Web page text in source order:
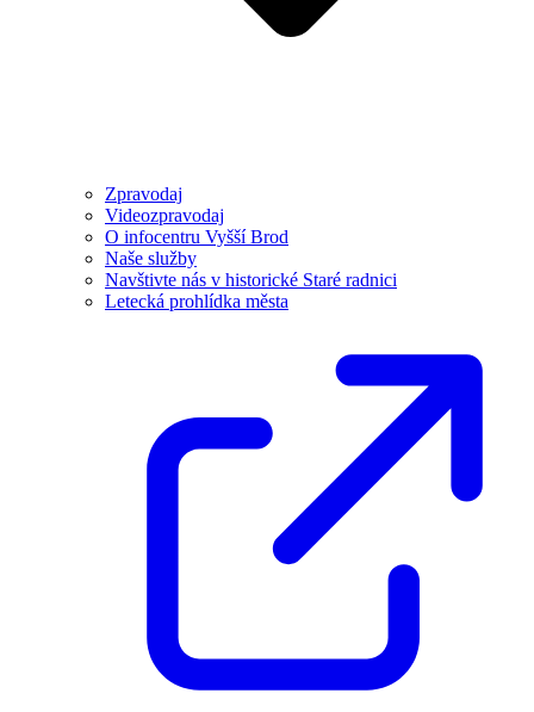
Zpravodaj
Videozpravodaj
O infocentru Vyšší Brod
Naše služby
Navštivte nás v historické Staré radnici
Letecká prohlídka města